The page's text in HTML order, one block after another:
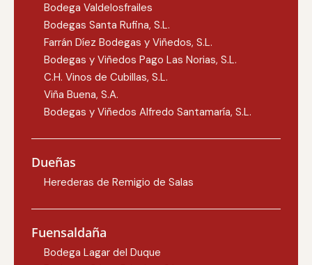
Bodega Valdelosfrailes
Bodegas Santa Rufina, S.L.
Farrán Díez Bodegas y Viñedos, S.L.
Bodegas y Viñedos Pago Las Norias, S.L.
C.H. Vinos de Cubillas, S.L.
Viña Buena, S.A.
Bodegas y Viñedos Alfredo Santamaría, S.L.
Dueñas
Herederas de Remigio de Salas
Fuensaldaña
Bodega Lagar del Duque